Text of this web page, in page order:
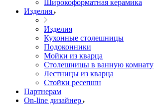
Широкоформатная керамика
Изделия
Изделия
Кухонные столешницы
Подоконники
Мойки из кварца
Столешницы в ванную комнату
Лестницы из кварца
Стойки ресепшн
Партнерам
On-line дизайнер